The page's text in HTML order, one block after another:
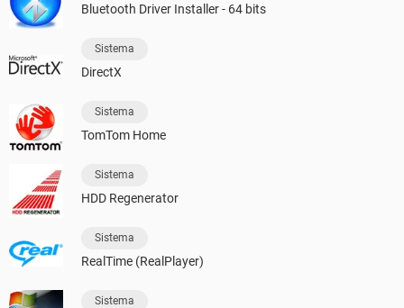
Bluetooth Driver Installer - 64 bits
Sistema
DirectX
Sistema
TomTom Home
Sistema
HDD Regenerator
Sistema
RealTime (RealPlayer)
Sistema